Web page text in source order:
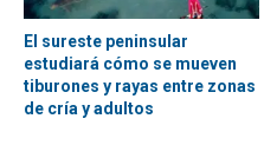
El sureste peninsular
estudiará cómo se mueven
tiburones y rayas entre zonas
de cría y adultos